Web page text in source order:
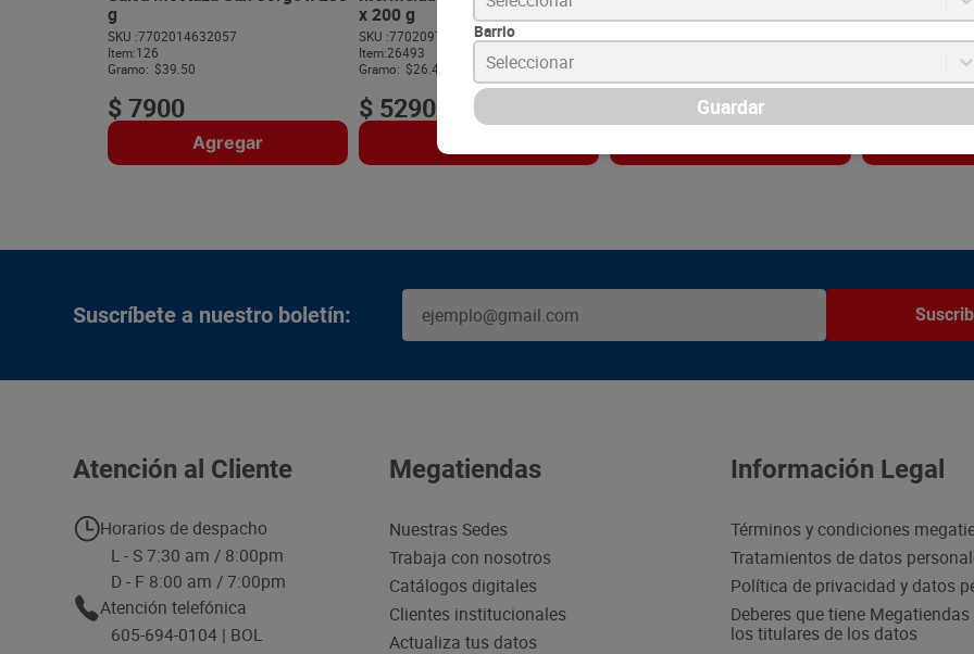
g
SKU :7702014632057
Item:126
Gramo: $39.50
$7900
Agregar
x 200 g
SKU :7702097036643
Item:26493
Gramo: $26.45
$ 5290
600 g
700
180 g
Suscríbete a nuestro boletín:
Atención al Cliente
Horarios de despacho
L - S 7:30 am / 8:00pm
D - F 8:00 am / 7:00pm
Atención telefónica
605-694-0104 | BOL
Megatiendas
Nuestras Sedes
Trabaja con nosotros
Catálogos digitales
Clientes institucionales
Actualiza tus datos
Información Legal
Términos y condiciones
Tratamientos de datos
Política de privacidad y datos
Deberes que tiene
los titulares de los datos
Barrio
Seleccionar
Guardar